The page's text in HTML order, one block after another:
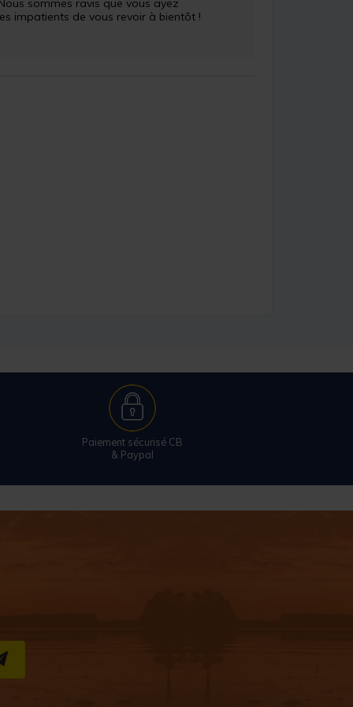
sommes ravis que vous ayez
impatients de vous revoir à bientôt !
Paiement sécurisé CB
& Paypal
S''INSCRIRE